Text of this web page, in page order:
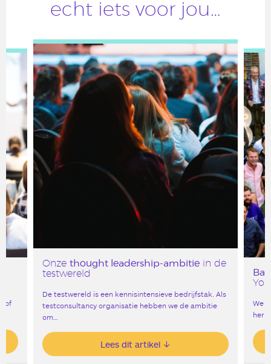
echt iets voor jou…
of
Onze thought leadership-ambitie in de
testwereld
De testwereld is een kennisintensieve bedrijfstak. Als
testconsultancy organisatie hebben we de ambitie
om…
Lees dit artikel
We